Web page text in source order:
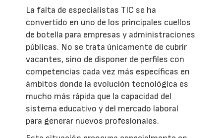
La falta de especialistas TIC se ha
convertido en uno de los principales cuellos
de botella para empresas y administraciones
públicas. No se trata únicamente de cubrir
vacantes, sino de disponer de perfiles con
competencias cada vez más específicas en
ámbitos donde la evolución tecnológica es
mucho más rápida que la capacidad del
sistema educativo y del mercado laboral
para generar nuevos profesionales.